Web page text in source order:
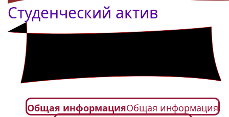
Студенческий актив
Общая информацияОбщая информация